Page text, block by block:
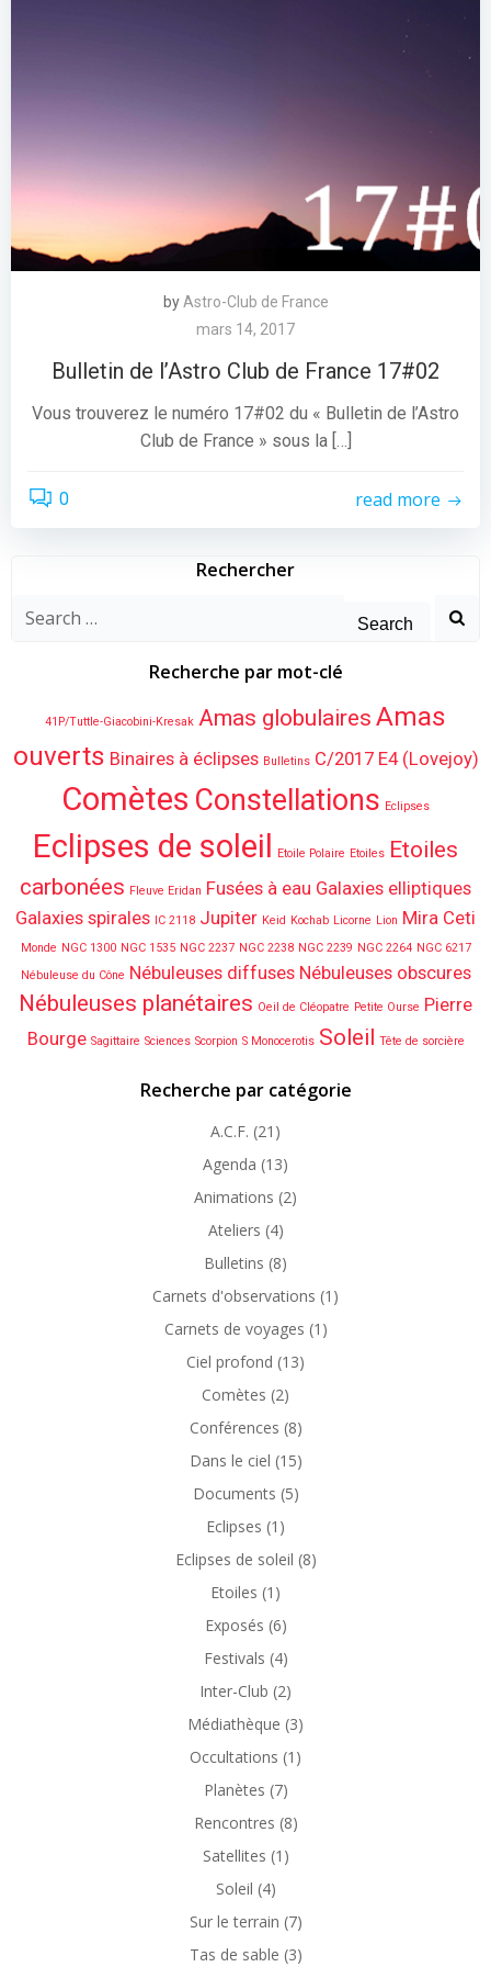
by Astro-Club de France
mars 14, 2017
Bulletin de l’Astro Club de France 17#02
Vous trouverez le numéro 17#02 du « Bulletin de l’Astro
Club de France » sous la […]
0 read more
Rechercher
Search
Recherche par mot-clé
41P/Tuttle-Giacobini-Kresak Amas globulaires Amas
ouverts Binaires à éclipses Bulletins C/2017 E4 (Lovejoy)
Comètes Constellations Eclipses
Eclipses de soleil Etoile Polaire Etoiles Etoiles
carbonées Fleuve Eridan Fusées à eau Galaxies elliptiques
Galaxies spirales IC 2118 Jupiter Keid Kochab Licorne Lion Mira Ceti
Monde NGC 1300 NGC 1535 NGC 2237 NGC 2238 NGC 2239 NGC 2264 NGC 6217
Nébuleuse du Cône Nébuleuses diffuses Nébuleuses obscures
Nébuleuses planétaires Oeil de Cléopatre Petite Ourse Pierre
Bourge Sagittaire Sciences Scorpion S Monocerotis Soleil Tête de sorcière
Recherche par catégorie
A.C.F. (21)
Agenda (13)
Animations (2)
Ateliers (4)
Bulletins (8)
Carnets d'observations (1)
Carnets de voyages (1)
Ciel profond (13)
Comètes (2)
Conférences (8)
Dans le ciel (15)
Documents (5)
Eclipses (1)
Eclipses de soleil (8)
Etoiles (1)
Exposés (6)
Festivals (4)
Inter-Club (2)
Médiathèque (3)
Occultations (1)
Planètes (7)
Rencontres (8)
Satellites (1)
Soleil (4)
Sur le terrain (7)
Tas de sable (3)